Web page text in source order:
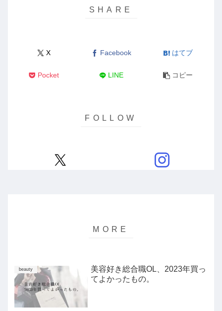
X Facebook はてブ
Pocket LINE コピー
beauty
美容好き総合職OL、2023年買っ
てよかったもの。